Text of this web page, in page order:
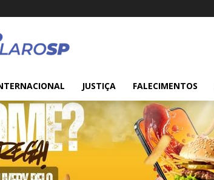
JUSTIÇA FALECIMENTOS